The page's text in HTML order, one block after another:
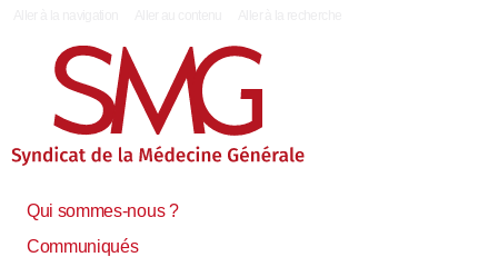
Qui sommes-nous ?
Communiqués